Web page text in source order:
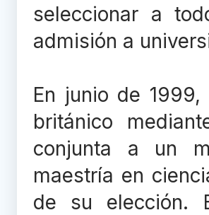
seleccionar a
admisión a
En junio de
británico
conjunta a un
maestría en
de su elección.